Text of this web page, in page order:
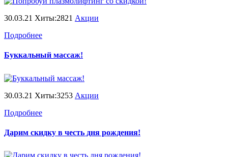
30.03.21 Хиты:2821 Акции
Подробнее
Буккальный массаж!
30.03.21 Хиты:3253 Акции
Подробнее
Дарим скидку в честь дня рождения!